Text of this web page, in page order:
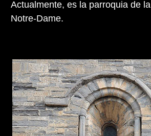
Actualmente, es la parroquia de
Notre-Dame.